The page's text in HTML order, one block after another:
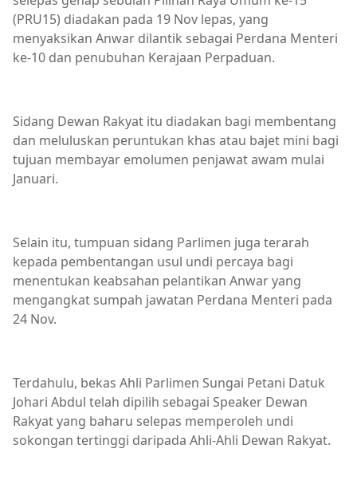
(PRU15) diadakan pada 19 Nov lepas, yang
menyaksikan Anwar dilantik sebagai Perdana Menteri
ke-10 dan penubuhan Kerajaan Perpaduan.
Sidang Dewan Rakyat itu diadakan bagi membentang
dan meluluskan peruntukan khas atau bajet mini bagi
tujuan membayar emolumen penjawat awam mulai
Januari.
Selain itu, tumpuan sidang Parlimen juga terarah
kepada pembentangan usul undi percaya bagi
menentukan keabsahan pelantikan Anwar yang
mengangkat sumpah jawatan Perdana Menteri pada
24 Nov.
Terdahulu, bekas Ahli Parlimen Sungai Petani Datuk
Johari Abdul telah dipilih sebagai Speaker Dewan
Rakyat yang baharu selepas memperoleh undi
sokongan tertinggi daripada Ahli-Ahli Dewan Rakyat.